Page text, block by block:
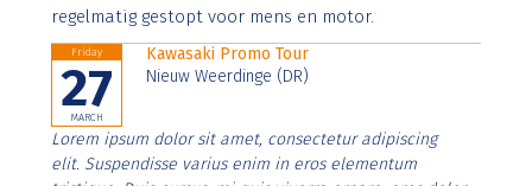
regelmatig gestopt voor mens en motor.
Friday
27
MARCH
Kawasaki Promo Tour
Nieuw Weerdinge (DR)
Lorem ipsum dolor sit amet, consectetur adipiscing
elit. Suspendisse varius enim in eros elementum